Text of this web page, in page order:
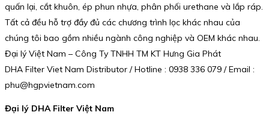
quấn lại, cắt khuôn, ép phun nhựa, phân phối urethane và lắp ráp.
Tất cả đều hỗ trợ đầy đủ các chương trình lọc khác nhau của
chúng tôi bao gồm nhiều ngành công nghiệp và OEM khác nhau.
Đại lý Việt Nam – Công Ty TNHH TM KT Hưng Gia Phát
DHA Filter Viet Nam Distributor / Hotline : 0938 336 079 / Email :
phu@hgpvietnam.com
Đại lý DHA Filter Việt Nam